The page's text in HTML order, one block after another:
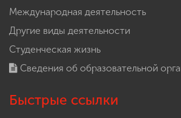
Международная деятельность
Другие виды деятельности
Студенческая жизнь
Сведения об образовательной
Быстрые ссылки